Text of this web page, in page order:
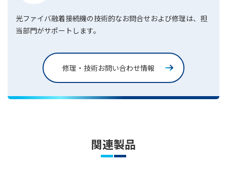
光ファイバ融着接続機の技術的なお問合せおよび修理は、担
当部門がサポートします。
修理・技術お問い合わせ情報
関連製品